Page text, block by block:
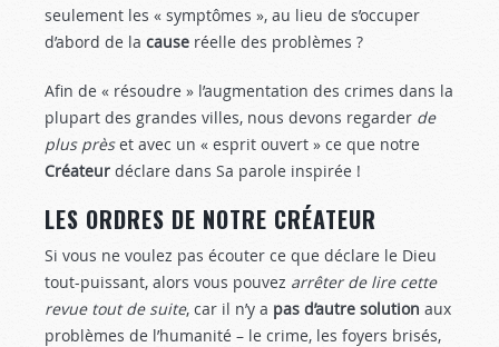
seulement les « symptômes », au lieu de s’occuper
d’abord de la cause réelle des problèmes ?
Afin de « résoudre » l’augmentation des crimes dans la
plupart des grandes villes, nous devons regarder de
plus prèset avec un « esprit ouvert » ce que notre
Créateur déclare dans Sa parole inspirée !
LES ORDRES DE NOTRE CRÉATEUR
Si vous ne voulez pas écouter ce que déclare le Dieu
tout-puissant, alors vous pouvez arrêter de lire cette
revue tout de suite, car il n’y a pas d’autre solution aux
problèmes de l’humanité – le crime, les foyers brisés,